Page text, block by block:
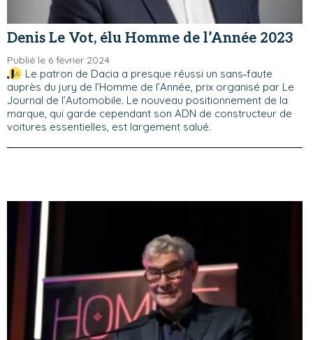
Denis Le Vot, élu Homme de l’Année 2023
Publié le 6 février 2024
Le patron de Dacia a presque réussi un sans‑faute
auprès du jury de l’Homme de l’Année, prix organisé par Le
Journal de l’Automobile. Le nouveau positionnement de la
marque, qui garde cependant son ADN de constructeur de
voitures essentielles, est largement salué.